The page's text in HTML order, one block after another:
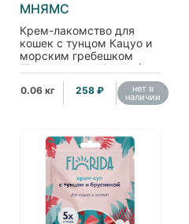
МНЯМС
Крем-лакомство для
кошек с тунцом Кацуо и
морским гребешком
(Tuna Katsuo + Scallop)
0.06 кг 258 ₽ нет в
наличии